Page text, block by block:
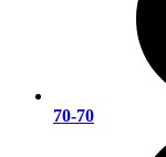
70-70